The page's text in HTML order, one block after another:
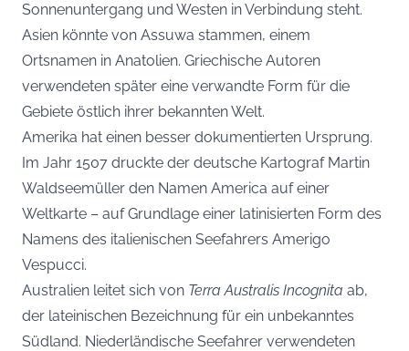
Sonnenuntergang und Westen in Verbindung steht.
Asien könnte von Assuwa stammen, einem
Ortsnamen in Anatolien. Griechische Autoren
verwendeten später eine verwandte Form für die
Gebiete östlich ihrer bekannten Welt.
Amerika hat einen besser dokumentierten Ursprung.
Im Jahr 1507 druckte der deutsche Kartograf Martin
Waldseemüller den Namen America auf einer
Weltkarte – auf Grundlage einer latinisierten Form des
Namens des italienischen Seefahrers Amerigo
Vespucci.
Australien leitet sich von Terra Australis Incognita ab,
der lateinischen Bezeichnung für ein unbekanntes
Südland. Niederländische Seefahrer verwendeten